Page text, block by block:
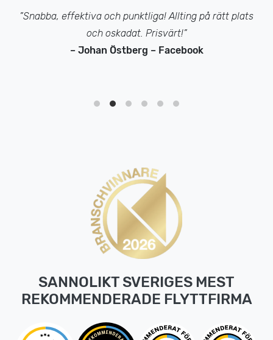
”Snabba, effektiva och punktliga! Allting på rätt plats
och oskadat. Prisvärt!”
– Johan Östberg – Facebook
SANNOLIKT SVERIGES MEST
REKOMMENDERADE FLYTTFIRMA